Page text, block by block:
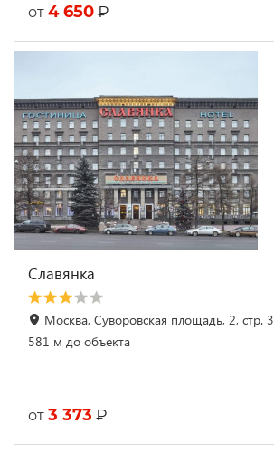
от 4 650 ₽
Славянка
Москва, Суворовская площадь, 2, стр. 3
581 м до объекта
от 3 373 ₽